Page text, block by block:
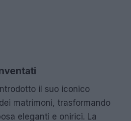
il suo iconico
matrimoni, trasformando
eleganti e onirici. La